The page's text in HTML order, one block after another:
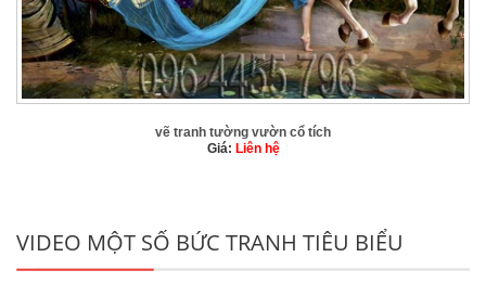
vẽ tranh tường vườn cổ tích
Giá: Liên hệ
VIDEO MỘT SỐ BỨC TRANH TIÊU BIỂU